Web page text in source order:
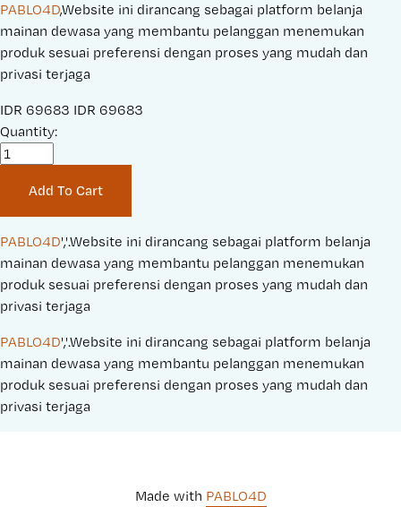
PABLO4D,Website ini dirancang sebagai platform belanja
mainan dewasa yang membantu pelanggan menemukan
produk sesuai preferensi dengan proses yang mudah dan
privasi terjaga
S
a
r
i
c
e
:
IDR 69683 O
i
n
a
l
P
r
c
e
:
IDR 69683
Quantity:
Add To Cart
PABLO4D','.Website ini dirancang sebagai platform belanja
mainan dewasa yang membantu pelanggan menemukan
produk sesuai preferensi dengan proses yang mudah dan
privasi terjaga
PABLO4D','.Website ini dirancang sebagai platform belanja
mainan dewasa yang membantu pelanggan menemukan
produk sesuai preferensi dengan proses yang mudah dan
privasi terjaga
Made with PABLO4D